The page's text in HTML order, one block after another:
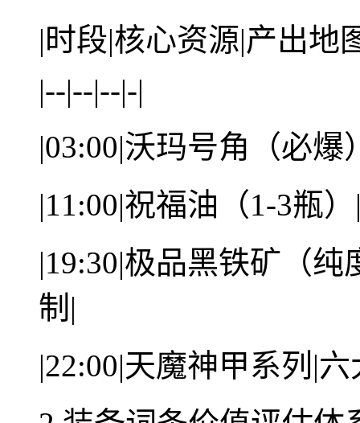
|时段|核心资源|产出地
|--|--|--|-|
|03:00|沃玛号角（必
|11:00|祝福油（1-3瓶
|19:30|极品黑铁矿（
制|
|22:00|天魔神甲系列|